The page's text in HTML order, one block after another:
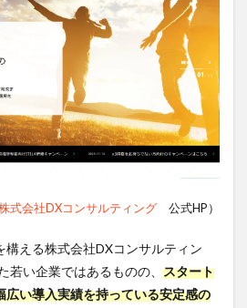
式会社DXコンサルティング 公式HP）
構える株式会社DXコンサルティン
若い企業ではあるものの、 スタート
広い導入実績を持っている安定感の